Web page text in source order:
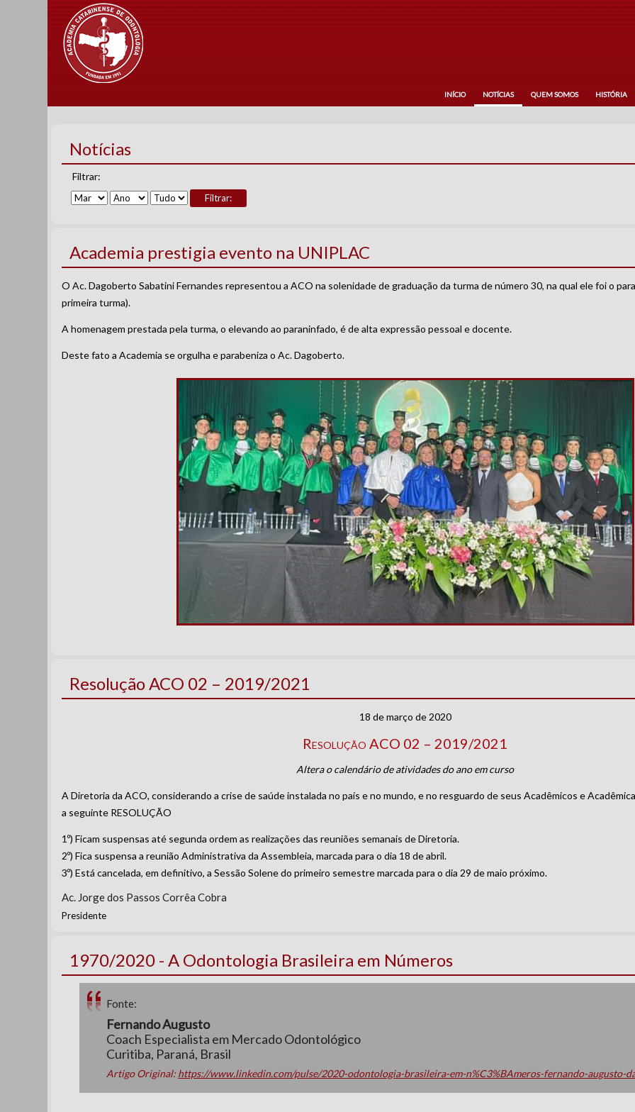
INÍCIO NOTÍCIAS QUEM SOMOS HISTÓRIA
Notícias
Filtrar:
Filtrar:
Academia prestigia evento na UNIPLAC
O Ac. Dagoberto Sabatini Fernandes representou a ACO na solenidade de graduação da turma de número 30, na qual ele foi o
primeira turma).
A homenagem prestada pela turma, o elevando ao paraninfado, é de alta expressão pessoal e docente.
Deste fato a Academia se orgulha e parabeniza o Ac. Dagoberto.
Resolução ACO 02 – 2019/2021
18 de março de 2020
Resolução ACO 02 – 2019/2021
Altera o calendário de atividades do ano em curso
A Diretoria da ACO, considerando a crise de saúde instalada no país e no mundo, e no resguardo de seus Acadêmicos e
a seguinte RESOLUÇÃO
1º) Ficam suspensas até segunda ordem as realizações das reuniões semanais de Diretoria.
2º) Fica suspensa a reunião Administrativa da Assembleia, marcada para o dia 18 de abril.
3º) Está cancelada, em definitivo, a Sessão Solene do primeiro semestre marcada para o dia 29 de maio próximo.
Ac. Jorge dos Passos Corrêa Cobra
Presidente
1970/2020 - A Odontologia Brasileira em Números
Fonte:
Fernando Augusto
Coach Especialista em Mercado Odontológico
Curitiba, Paraná, Brasil
Artigo Original: https://www.linkedin.com/pulse/2020-odontologia-brasileira-em-n%C3%BAmeros-fernando-augusto-